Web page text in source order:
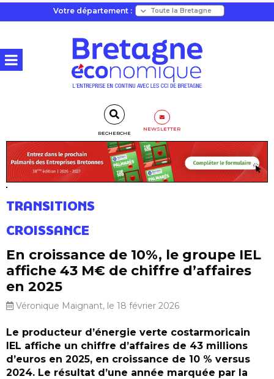
Votre département :
RECHERCHE
NEWSLETTER
TRANSITIONS
CROISSANCE
En croissance de 10%, le groupe IEL
affiche 43 M€ de chiffre d’affaires
en 2025
Véronique Maignant, le 18 février 2026
Le producteur d’énergie verte costarmoricain
IEL affiche un chiffre d’affaires de 43 millions
d’euros en 2025, en croissance de 10 % versus
2024. Le résultat d’une année marquée par la